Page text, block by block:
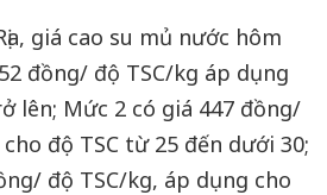
giá cao su mủ nước hôm
đồng/ độ TSC/kg áp dụng
lên; Mức 2 có giá 447 đồng/
độ TSC từ 25 đến dưới 30;
độ TSC/kg, áp dụng cho